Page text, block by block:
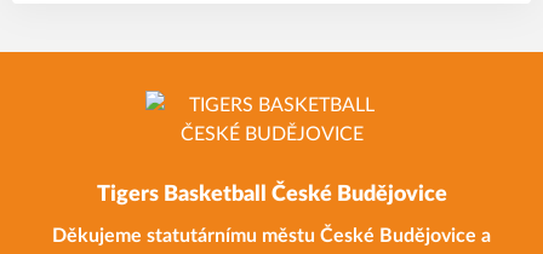
Tigers Basketball České Budějovice
Děkujeme statutárnímu městu České Budějovice a